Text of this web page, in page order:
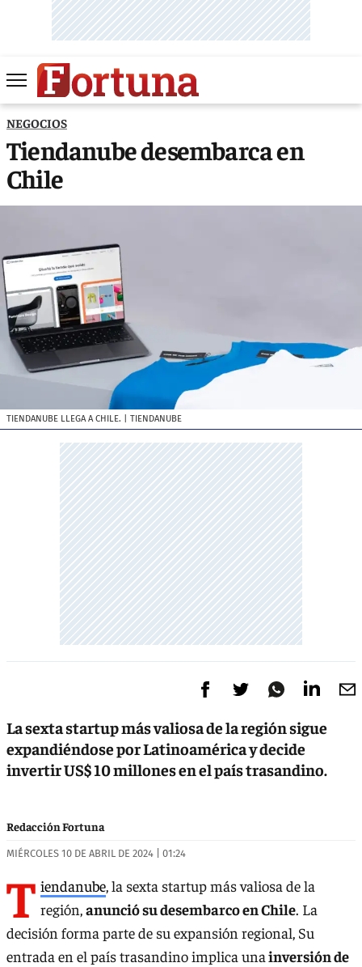
NEGOCIOS
Tiendanube desembarca en
Chile
TIENDANUBE LLEGA A CHILE. | TIENDANUBE
La sexta startup más valiosa de la región sigue
expandiéndose por Latinoamérica y decide
invertir US$ 10 millones en el país trasandino.
Redacción Fortuna
MIÉRCOLES 10 DE ABRIL DE 2024 | 01:24
T iendanube, la sexta startup más valiosa de la
región,anunció su desembarco en Chile. La
decisión forma parte de su expansión regional, Su
entrada en el país trasandino implica unainversión de